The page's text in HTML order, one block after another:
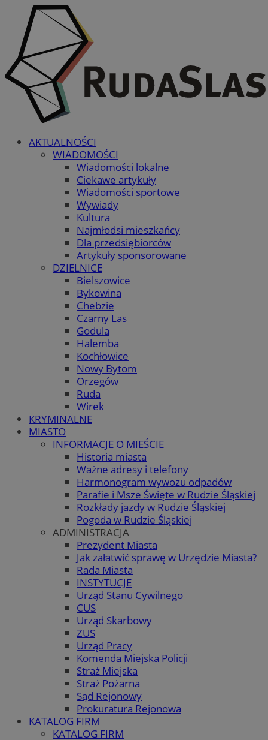
AKTUALNOŚCI
WIADOMOŚCI
Wiadomości lokalne
Ciekawe artykuły
Wiadomości sportowe
Wywiady
Kultura
Najmłodsi mieszkańcy
Dla przedsiębiorców
Artykuły sponsorowane
DZIELNICE
Bielszowice
Bykowina
Chebzie
Czarny Las
Godula
Halemba
Kochłowice
Nowy Bytom
Orzegów
Ruda
Wirek
KRYMINALNE
MIASTO
INFORMACJE O MIEŚCIE
Historia miasta
Ważne adresy i telefony
Harmonogram wywozu odpadów
Parafie i Msze Święte w Rudzie Śląskiej
Rozkłady jazdy w Rudzie Śląskiej
Pogoda w Rudzie Śląskiej
ADMINISTRACJA
Prezydent Miasta
Jak załatwić sprawę w Urzędzie Miasta?
Rada Miasta
INSTYTUCJE
Urząd Stanu Cywilnego
CUS
Urząd Skarbowy
ZUS
Urząd Pracy
Komenda Miejska Policji
Straż Miejska
Straż Pożarna
Sąd Rejonowy
Prokuratura Rejonowa
KATALOG FIRM
KATALOG FIRM